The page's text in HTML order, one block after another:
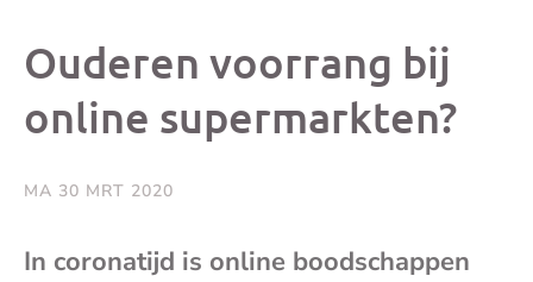
bericht berichtbericht
Ouderen voorrang bij
online supermarkten?
MA 30 MRT 2020
In coronatijd is online boodschappen